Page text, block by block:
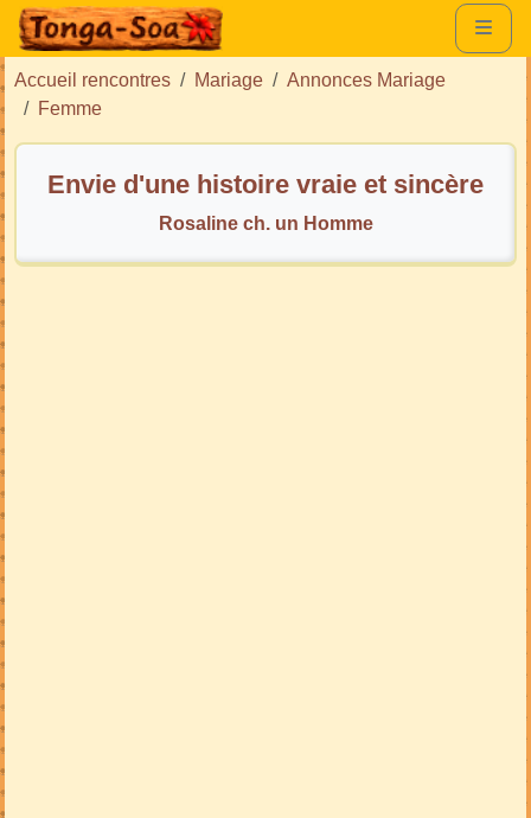
Accueil rencontres Mariage
Annonces Mariage
Femme
Envie d'une histoire vraie et sincère
Rosaline ch. un Homme